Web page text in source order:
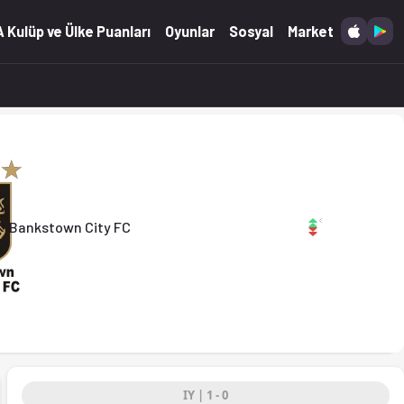
Kulüp ve Ülke Puanları Oyunlar Sosyal Market
Bankstown City FC
IY | 1 - 0